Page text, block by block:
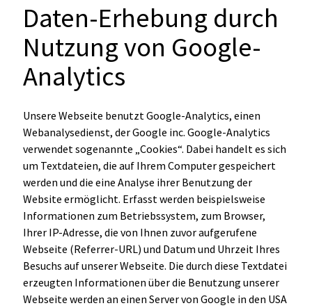
Daten-Erhebung durch
Nutzung von Google-
Analytics
Unsere Webseite benutzt Google-Analytics, einen
Webanalysedienst, der Google inc. Google-Analytics
verwendet sogenannte „Cookies“. Dabei handelt es sich
um Textdateien, die auf Ihrem Computer gespeichert
werden und die eine Analyse ihrer Benutzung der
Website ermöglicht. Erfasst werden beispielsweise
Informationen zum Betriebssystem, zum Browser,
Ihrer IP-Adresse, die von Ihnen zuvor aufgerufene
Webseite (Referrer-URL) und Datum und Uhrzeit Ihres
Besuchs auf unserer Webseite. Die durch diese Textdatei
erzeugten Informationen über die Benutzung unserer
Webseite werden an einen Server von Google in den USA